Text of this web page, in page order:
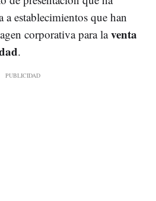
establecimientos que han
corporativa para laventa
.